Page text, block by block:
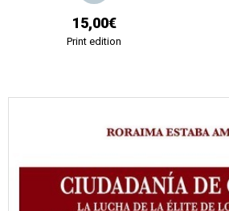
15,00€
Print edition